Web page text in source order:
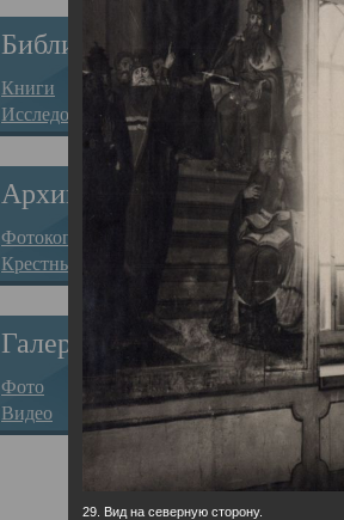
Библиотека
Книги
Исследования
Архив
Фотокопии дел
Крестные ходы
Галерея
Фото
Видео
29. Вид на северную сторону.